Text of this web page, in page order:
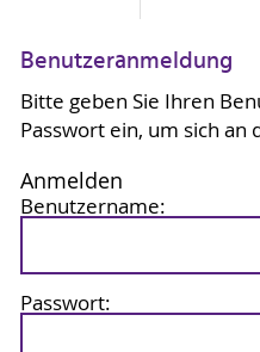
Benutzeranmeldung
Bitte geben Sie Ihren
Passwort ein, um sich
Anmelden
Benutzername:
Passwort: